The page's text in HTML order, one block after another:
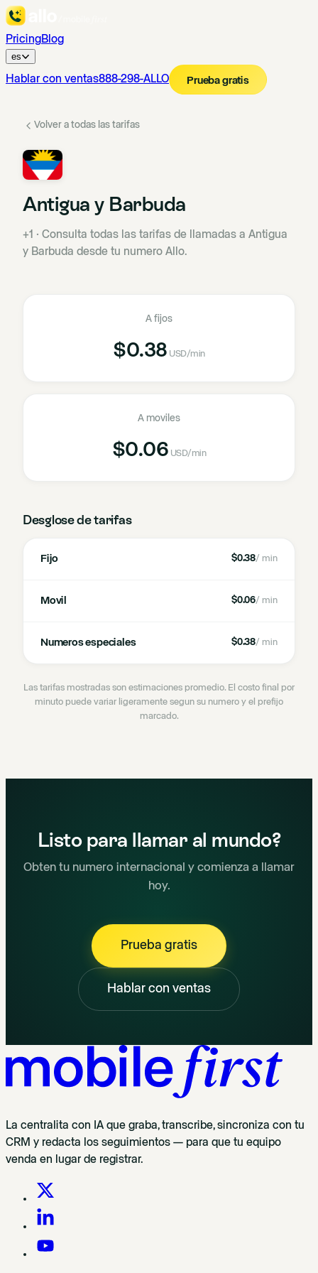
PricingBlog
es
Hablar con ventas888-298-ALLO Prueba gratis
Volver a todas las tarifas
Antigua y Barbuda
+1 · Consulta todas las tarifas de llamadas a Antigua
y Barbuda desde tu numero Allo.
A fijos
$0.38 USD/min
A moviles
$0.06 USD/min
Desglose de tarifas
Fijo $0.38/ min
Movil $0.06/ min
Numeros especiales $0.38/ min
Las tarifas mostradas son estimaciones promedio. El costo final por
minuto puede variar ligeramente segun su numero y el prefijo
marcado.
Listo para llamar al mundo?
Obten tu numero internacional y comienza a llamar
hoy.
Prueba gratis
Hablar con ventas
La centralita con IA que graba, transcribe, sincroniza con tu
CRM y redacta los seguimientos — para que tu equipo
venda en lugar de registrar.